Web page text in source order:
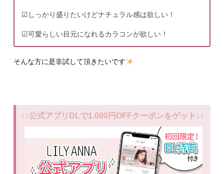
☑︎しっかり盛りたいけどナチュラル感は欲しい！
☑︎可愛らしい目元になれるカラコンが欲しい！
そんな方に是非試して頂きたいです
↓↓公式アプリDLで1.000円OFFクーポンをゲット↓↓